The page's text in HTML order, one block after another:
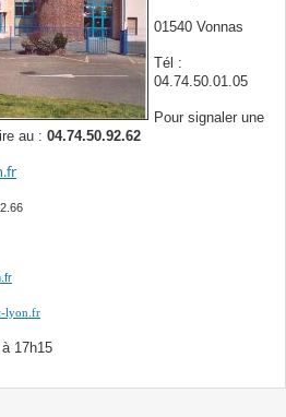
01540 Vonnas
Tél :
04.74.50.01.05
Pour signaler une
au : 04.74.50.92.62
lyon.fr
17h15